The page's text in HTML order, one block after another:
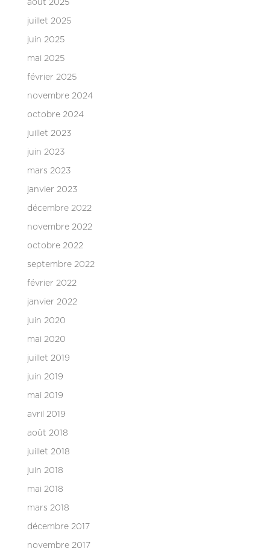
août 2025
juillet 2025
juin 2025
mai 2025
février 2025
novembre 2024
octobre 2024
juillet 2023
juin 2023
mars 2023
janvier 2023
décembre 2022
novembre 2022
octobre 2022
septembre 2022
février 2022
janvier 2022
juin 2020
mai 2020
juillet 2019
juin 2019
mai 2019
avril 2019
août 2018
juillet 2018
juin 2018
mai 2018
mars 2018
décembre 2017
novembre 2017